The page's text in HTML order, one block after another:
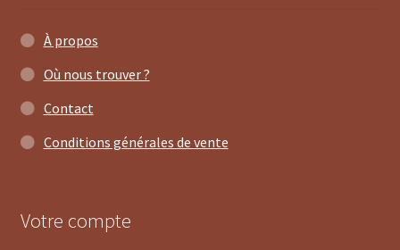
À propos
Où nous trouver ?
Contact
Conditions générales de vente
Votre compte